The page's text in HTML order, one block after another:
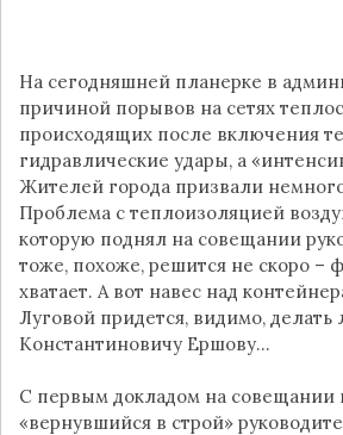
На сегодняшней планерке в
причиной порывов на сетях
происходящих после включения
гидравлические удары, а
Жителей города призвали
Проблема с теплоизоляцией
которую поднял на совещании
тоже, похоже, решится не скоро –
хватает. А вот навес над
Луговой придется, видимо,
Константиновичу Ершову…
С первым докладом на совещании
«вернувшийся в строй»